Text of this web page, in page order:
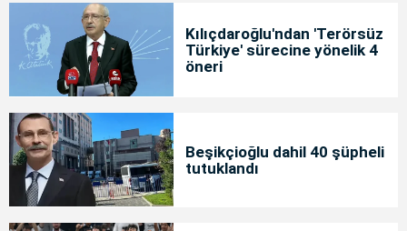
Kılıçdaroğlu'ndan 'Terörsüz
Türkiye' sürecine yönelik 4
öneri
Beşikçioğlu dahil 40 şüpheli
tutuklandı